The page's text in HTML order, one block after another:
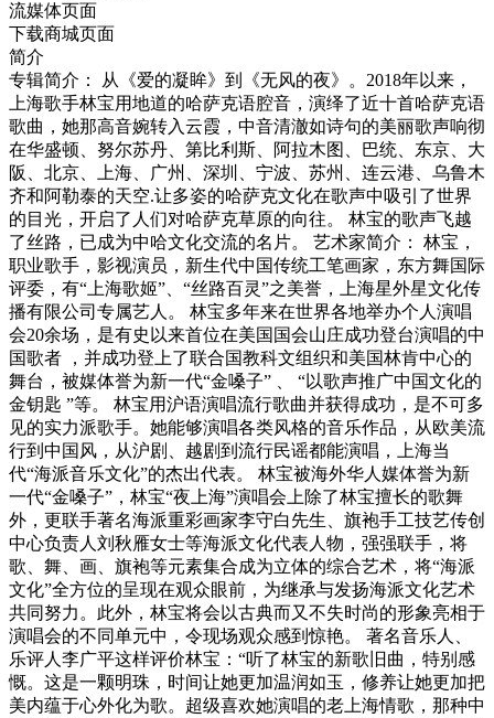
流媒体页面
下载商城页面
简介
专辑简介： 从《爱的凝眸》到《无风的夜》。2018年以来，
上海歌手林宝用地道的哈萨克语腔音，演绎了近十首哈萨克语
歌曲，她那高音婉转入云霞，中音清澈如诗句的美丽歌声响彻
在华盛顿、努尔苏丹、第比利斯、阿拉木图、巴统、东京、大
阪、北京、上海、广州、深圳、宁波、苏州、连云港、乌鲁木
齐和阿勒泰的天空.让多姿的哈萨克文化在歌声中吸引了世界
的目光，开启了人们对哈萨克草原的向往。 林宝的歌声飞越
了丝路，已成为中哈文化交流的名片。 艺术家简介： 林宝，
职业歌手，影视演员，新生代中国传统工笔画家，东方舞国际
评委，有“上海歌姬”、“丝路百灵”之美誉，上海星外星文化传
播有限公司专属艺人。 林宝多年来在世界各地举办个人演唱
会20余场，是有史以来首位在美国国会山庄成功登台演唱的中
国歌者 ，并成功登上了联合国教科文组织和美国林肯中心的
舞台，被媒体誉为新一代“金嗓子” 、 “以歌声推广中国文化的
金钥匙 ”等。 林宝用沪语演唱流行歌曲并获得成功，是不可多
见的实力派歌手。她能够演唱各类风格的音乐作品，从欧美流
行到中国风，从沪剧、越剧到流行民谣都能演唱，上海当
代“海派音乐文化”的杰出代表。 林宝被海外华人媒体誉为新
一代“金嗓子”，林宝“夜上海”演唱会上除了林宝擅长的歌舞
外，更联手著名海派重彩画家李守白先生、旗袍手工技艺传创
中心负责人刘秋雁女士等海派文化代表人物，强强联手，将
歌、舞、画、旗袍等元素集合成为立体的综合艺术，将“海派
文化”全方位的呈现在观众眼前，为继承与发扬海派文化艺术
共同努力。此外，林宝将会以古典而又不失时尚的形象亮相于
演唱会的不同单元中，令现场观众感到惊艳。 著名音乐人、
乐评人李广平这样评价林宝：“听了林宝的新歌旧曲，特别感
慨。这是一颗明珠，时间让她更加温润如玉，修养让她更加把
美内蕴于心外化为歌。超级喜欢她演唱的老上海情歌，那种中